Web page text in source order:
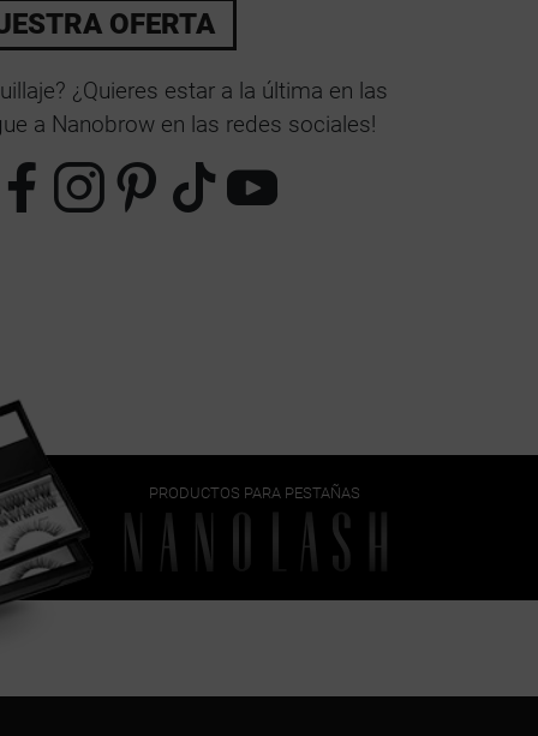
OFERTA
¿Quieres estar a la última en las
a Nanobrow en las redes sociales!
PRODUCTOS PARA PESTAÑAS